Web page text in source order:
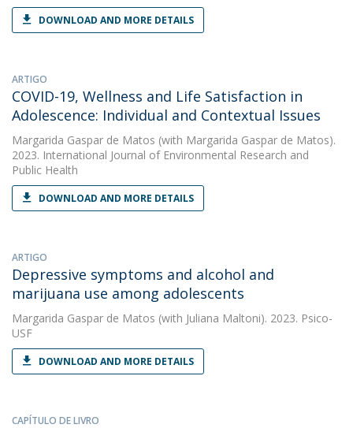
DOWNLOAD AND MORE DETAILS
ARTIGO
COVID-19, Wellness and Life Satisfaction in
Adolescence: Individual and Contextual Issues
Margarida Gaspar de Matos (with Margarida Gaspar de Matos).
2023. International Journal of Environmental Research and
Public Health
DOWNLOAD AND MORE DETAILS
ARTIGO
Depressive symptoms and alcohol and
marijuana use among adolescents
Margarida Gaspar de Matos (with Juliana Maltoni). 2023. Psico-
USF
DOWNLOAD AND MORE DETAILS
CAPÍTULO DE LIVRO